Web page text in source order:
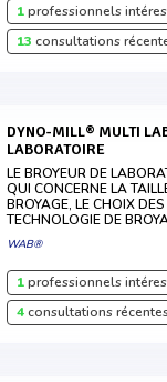
1professionnels
13 consultations
DYNO-MILL® MULTI LAB | BROYEUR À BILLES DE
LABORATOIRE
LE BROYEUR DE
QUI CONCERNE LA
BROYAGE, LE CHOIX
TECHNOLOGIE DE
WAB®
1professionnels
4consultations